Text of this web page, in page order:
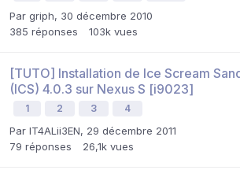
Par griph, 30 décembre 2010
385 réponses 103k vues
[TUTO] Installation de Ice Scream
(ICS) 4.0.3 sur Nexus S [i9023]
1 2 3 4
Par IT4ALii3EN, 29 décembre 2011
79 réponses 26,1k vues